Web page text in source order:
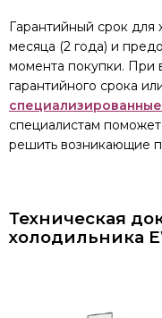
Гарантийный срок для
месяца (2 года) и
момента покупки. При
гарантийного срока
специалистам
решить возникающие
Техническая
холодильника